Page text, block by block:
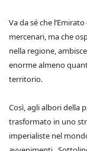
Va da sé che
mercenari, ma che
nella regione,
enorme almeno
territorio.
Così, agli albori della
trasformato in uno
imperialiste nel